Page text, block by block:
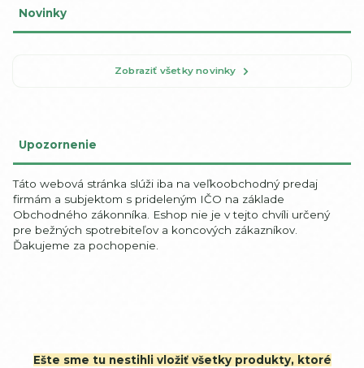
Novinky
Zobraziť všetky novinky
Upozornenie
Táto webová stránka slúži iba na veľkoobchodný predaj
firmám a subjektom s prideleným IČO na základe
Obchodného zákonníka. Eshop nie je v tejto chvíli určený
pre bežných spotrebiteľov a koncových zákazníkov.
Ďakujeme za pochopenie.
Ešte sme tu nestihli vložiť všetky produkty, ktoré